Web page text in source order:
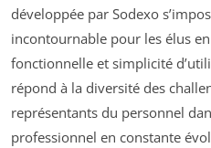
développée par Sodexo
incontournable pour les élus
fonctionnelle et simplicité
répond à la diversité des
représentants du personnel
professionnel en constante